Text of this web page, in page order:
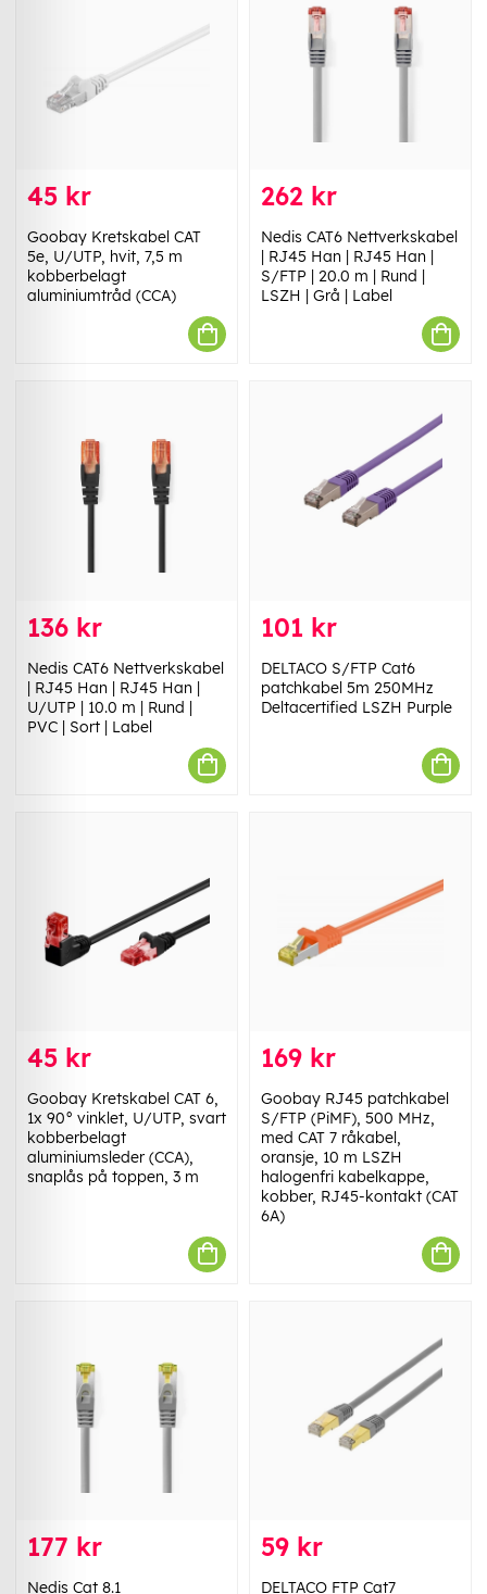
45 kr
Goobay Kretskabel CAT
5e, U/UTP, hvit, 7,5 m
kobberbelagt
aluminiumtråd (CCA)
262 kr
Nedis CAT6 Nettverkskabel
| RJ45 Han | RJ45 Han |
S/FTP | 20.0 m | Rund |
LSZH | Grå | Label
136 kr
Nedis CAT6 Nettverkskabel
| RJ45 Han | RJ45 Han |
U/UTP | 10.0 m | Rund |
PVC | Sort | Label
101 kr
DELTACO S/FTP Cat6
patchkabel 5m 250MHz
Deltacertified LSZH Purple
45 kr
Goobay Kretskabel CAT 6,
1x 90° vinklet, U/UTP, svart
kobberbelagt
aluminiumsleder (CCA),
snaplås på toppen, 3 m
169 kr
Goobay RJ45 patchkabel
S/FTP (PiMF), 500 MHz,
med CAT 7 råkabel,
oransje, 10 m LSZH
halogenfri kabelkappe,
kobber, RJ45-kontakt (CAT
6A)
177 kr
Nedis Cat 8.1
59 kr
DELTACO FTP Cat7